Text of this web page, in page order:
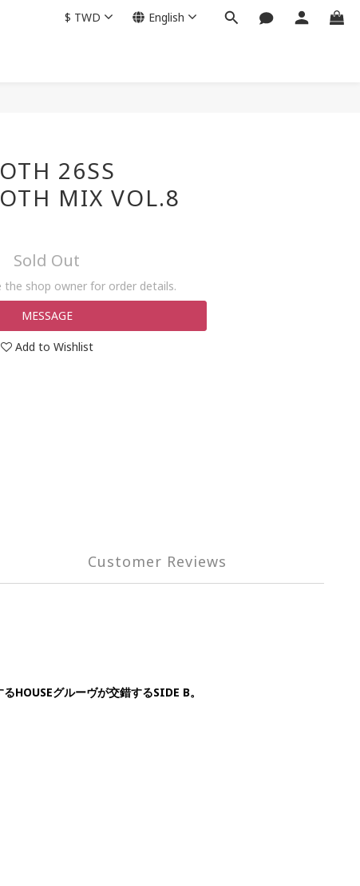
$ TWD English
26SS
MIX VOL.8
Sold Out
the shop owner for order details.
MESSAGE
Add to Wishlist
Customer Reviews
HOUSEグルーヴが交錯するSIDE B。